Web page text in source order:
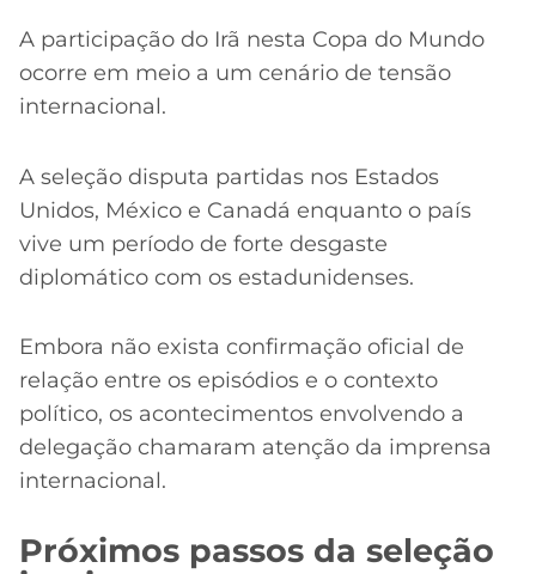
A participação do Irã nesta Copa do Mundo
ocorre em meio a um cenário de tensão
internacional.
A seleção disputa partidas nos Estados
Unidos, México e Canadá enquanto o país
vive um período de forte desgaste
diplomático com os estadunidenses.
Embora não exista confirmação oficial de
relação entre os episódios e o contexto
político, os acontecimentos envolvendo a
delegação chamaram atenção da imprensa
internacional.
Próximos passos da seleção